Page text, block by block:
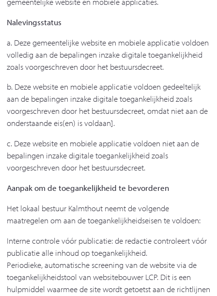
Nalevingsstatus
a. Deze gemeentelijke website en mobiele applicatie voldoen
volledig aan de bepalingen inzake digitale toegankelijkheid
zoals voorgeschreven door het bestuursdecreet.
b. Deze website en mobiele applicatie voldoen gedeeltelijk
aan de bepalingen inzake digitale toegankelijkheid zoals
voorgeschreven door het bestuursdecreet, omdat niet aan de
onderstaande eis(en) is voldaan].
c. Deze website en mobiele applicatie voldoen niet aan de
bepalingen inzake digitale toegankelijkheid zoals
voorgeschreven door het bestuursdecreet.
Aanpak om de toegankelijkheid te bevorderen
Het lokaal bestuur Kalmthout neemt de volgende
maatregelen om aan de toegankelijkheidseisen te voldoen:
Interne controle vóór publicatie: de redactie controleert vóór
publicatie alle inhoud op toegankelijkheid.
Periodieke, automatische screening van de website via de
toegankelijkheidstool van websitebouwer LCP. Dit is een
hulpmiddel waarmee de site wordt getoetst aan de richtlijnen